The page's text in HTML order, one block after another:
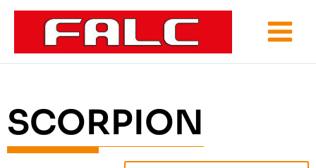
Vai
contenuto
SCORPION